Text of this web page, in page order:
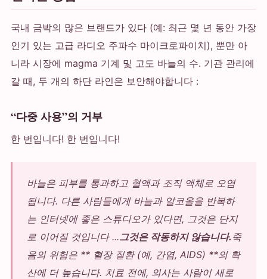
국내 금박의 많은 브랜드가 있다 (예: 최근 몇 년 동안 가장
인기 있는 고급 라디오 주파수 마이크로파이치), 뿐만 아
니라 시장에 magma 기계 및 고도 바늘의 수. 기관 관리에
갈 때, 두 개의 하단 라인은 보안해야합니다 :
“다중 사용”의 거부
한 번입니다! 한 번입니다!
바늘은 피부를 통과하고 혈액과 조직 액체로 오염
됩니다. 다른 사람들에게 바늘과 알코올을 반복하
는 인터넷에 좋은 스튜디오가 있다면, 그것은 단지
로 이어질 것입니다 ...그것은 작동하지 않습니다. 죽
음의 위험은 ** 혈장 질환 (예, 간염, AIDS) **의 확
산에 더 높습니다. 치료 전에, 의사는 사람이 새로